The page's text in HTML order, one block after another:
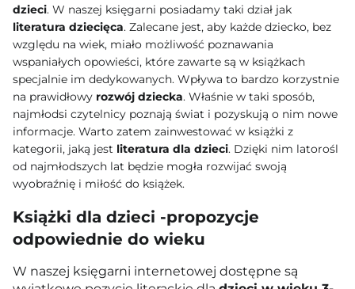
dzieci. W naszej księgarni posiadamy taki dział jak
literatura dziecięca. Zalecane jest, aby każde dziecko, bez
względu na wiek, miało możliwość poznawania
wspaniałych opowieści, które zawarte są w książkach
specjalnie im dedykowanych. Wpływa to bardzo korzystnie
na prawidłowy rozwój dziecka. Właśnie w taki sposób,
najmłodsi czytelnicy poznają świat i pozyskują o nim nowe
informacje. Warto zatem zainwestować w książki z
kategorii, jaką jest literatura dla dzieci. Dzięki nim latorośl
od najmłodszych lat będzie mogła rozwijać swoją
wyobraźnię i miłość do książek.
Książki dla dzieci -propozycje
odpowiednie do wieku
W naszej księgarni internetowej dostępne są